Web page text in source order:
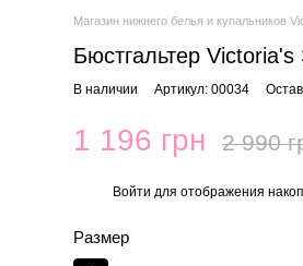
Магазин нижнего белья и купальников
Бюстгальтер
В наличии Артикул: 00034
1 196 грн 2 990
Войти для отображения
Размер